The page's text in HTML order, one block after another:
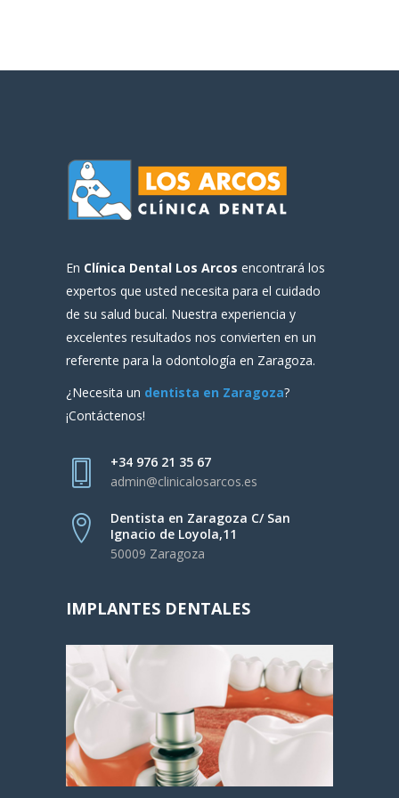
En Clínica Dental Los Arcos encontrará los
expertos que usted necesita para el cuidado
de su salud bucal. Nuestra experiencia y
excelentes resultados nos convierten en un
referente para la odontología en Zaragoza.
¿Necesita un dentista en Zaragoza?
¡Contáctenos!
+34 976 21 35 67
admin@clinicalosarcos.es
Dentista en Zaragoza C/ San
Ignacio de Loyola,11
50009 Zaragoza
IMPLANTES DENTALES